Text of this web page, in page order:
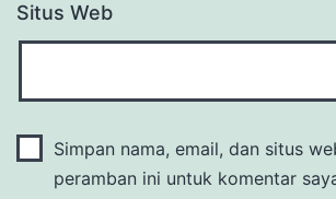
Situs Web
Simpan nama, email, dan situs
peramban ini untuk komentar